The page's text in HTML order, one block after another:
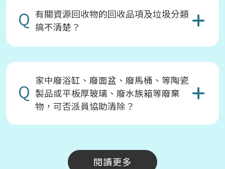
Q 有關資源回收物的回收品項及垃圾分類
搞不清楚？
Q 家中廢浴缸、廢面盆、廢馬桶、等陶瓷
製品或平板厚玻璃、廢水族箱等廢棄
物，可否派員協助清除？
閱讀更多